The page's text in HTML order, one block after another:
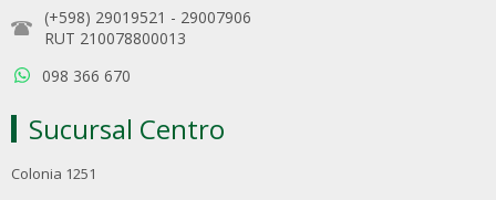
(+598) 29019521 - 29007906
RUT 210078800013
098 366 670
Sucursal Centro
Colonia 1251